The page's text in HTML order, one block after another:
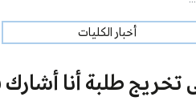
أخبار الكليات
تخريج طلبة أنا